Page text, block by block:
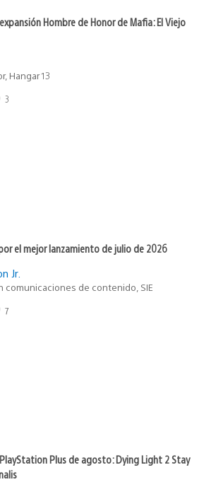
Hombre de Honor de Mafia: El Viejo
Hangar 13
3
el mejor lanzamiento de julio de 2026
Jr.
comunicaciones de contenido, SIE
7
Plus de agosto: Dying Light 2 Stay